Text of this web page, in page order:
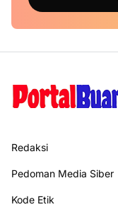
Redaksi
Pedoman Media Siber
Kode Etik